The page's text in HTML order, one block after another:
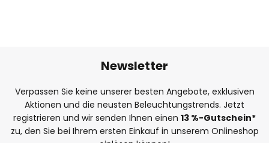
Newsletter
Verpassen Sie keine unserer besten Angebote, exklusiven
Aktionen und die neusten Beleuchtungstrends. Jetzt
registrieren und wir senden Ihnen einen 13 %-Gutschein*
zu, den Sie bei Ihrem ersten Einkauf in unserem Onlineshop